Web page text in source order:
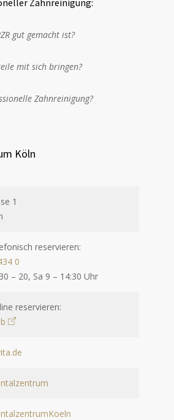
Zahnreinigung:
gut gemacht ist?
mit sich bringen?
Zahnreinigung?
Köln
1
reservieren:
0
– 20, Sa 9 – 14:30 Uhr
reservieren: